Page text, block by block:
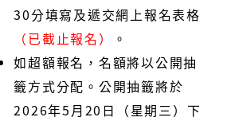
30分填寫及遞交網上報名表格
（已截止報名）
。
如超額報名，名額將以公開抽
籤方式分配。公開抽籤將於
2026年5月20日（星期三）下